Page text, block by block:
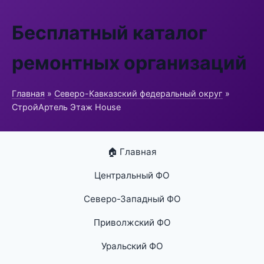
Бесплатный каталог
ремонтных организаций
Главная » Северо-Кавказский федеральный округ »
СтройАртель Этаж House
🏠 Главная
Центральный ФО
Северо-Западный ФО
Приволжский ФО
Уральский ФО